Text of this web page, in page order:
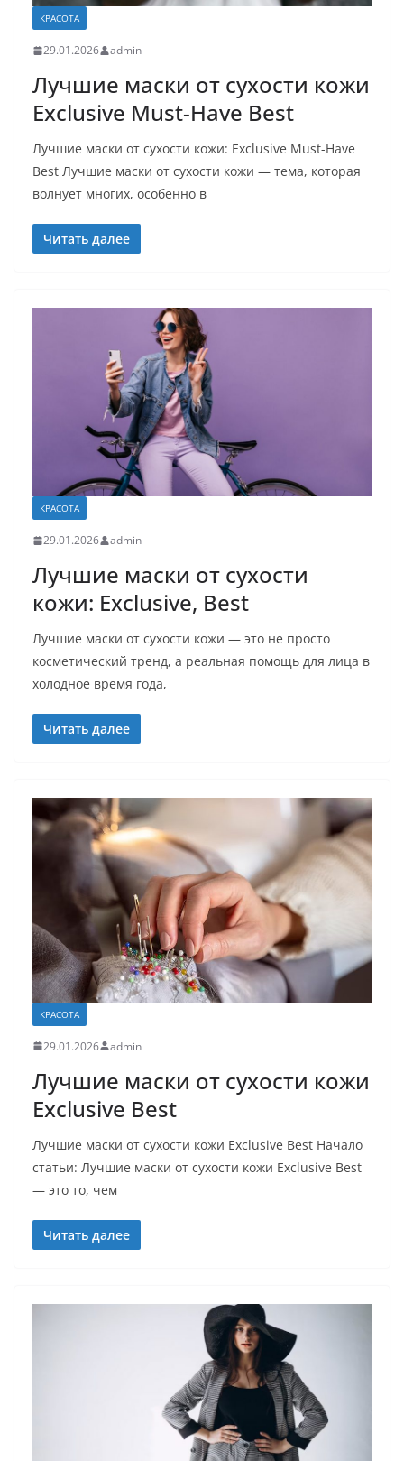
КРАСОТА
29.01.2026 admin
Лучшие маски от сухости кожи
Exclusive Must-Have Best
Лучшие маски от сухости кожи: Exclusive Must-Have
Best Лучшие маски от сухости кожи — тема, которая
волнует многих, особенно в
Читать далее
КРАСОТА
29.01.2026 admin
Лучшие маски от сухости
кожи: Exclusive, Best
Лучшие маски от сухости кожи — это не просто
косметический тренд, а реальная помощь для лица в
холодное время года,
Читать далее
КРАСОТА
29.01.2026 admin
Лучшие маски от сухости кожи
Exclusive Best
Лучшие маски от сухости кожи Exclusive Best Начало
статьи: Лучшие маски от сухости кожи Exclusive Best
— это то, чем
Читать далее